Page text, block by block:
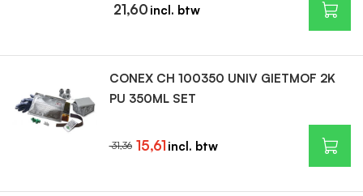
21,60
CONEX CH 100350 UNIV GIETMOF 2K
PU 350ML SET
15,61
31,36